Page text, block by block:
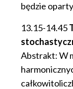
będzie
13.15-14.45
Abstrakt: W